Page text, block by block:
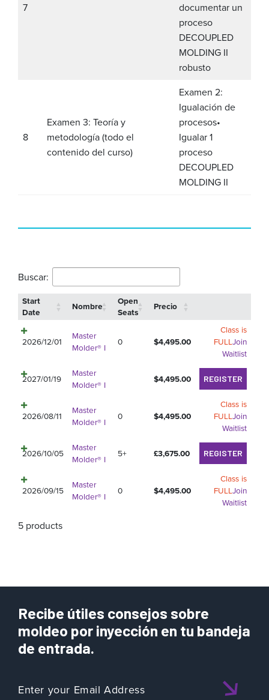
7
documentar un
proceso
DECOUPLED
MOLDING II
robusto
8
Examen 3: Teoría y
metodología (todo el
contenido del curso)
Examen 2:
Igualación de
procesos•
Igualar 1
proceso
DECOUPLED
MOLDING II
Buscar:
Start
Date
Nombre
Open
Seats
Precio
2026/12/01
Master
Molder® I
0 $4,495.00
Class is
FULLJoin
Waitlist
2027/01/19
Master
Molder® I
$4,495.00 REGISTER
2026/08/11
Master
Molder® I
0 $4,495.00
Class is
FULLJoin
Waitlist
2026/10/05
Master
Molder® I
5+ £3,675.00 REGISTER
2026/09/15
Master
Molder® I
0 $4,495.00
Class is
FULLJoin
Waitlist
5 products
Recibe útiles consejos sobre
moldeo por inyección en tu bandeja
de entrada.